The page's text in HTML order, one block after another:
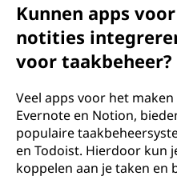
Kunnen apps
notities
voor taakbeheer?
Veel apps voor het
Evernote en Notion,
populaire
en Todoist. Hierdoor kun
koppelen aan je taken en